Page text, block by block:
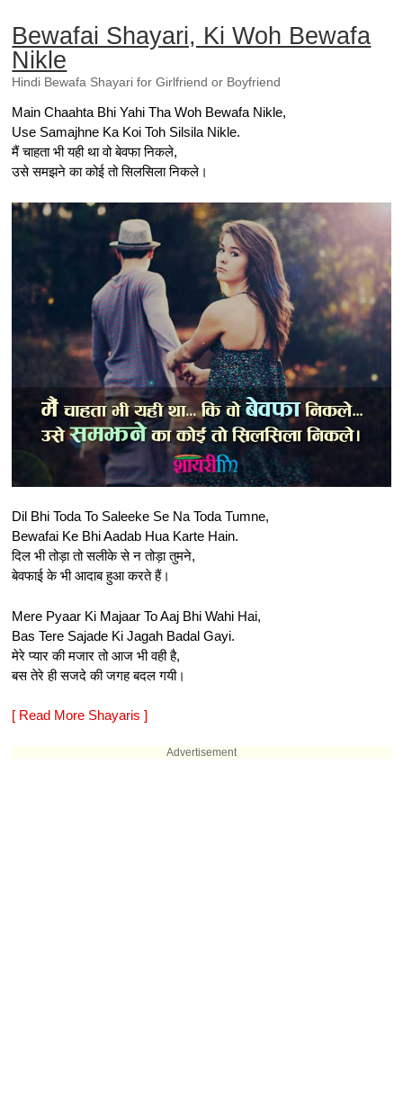
Bewafai Shayari, Ki Woh Bewafa
Nikle
Hindi Bewafa Shayari for Girlfriend or Boyfriend
Main Chaahta Bhi Yahi Tha Woh Bewafa Nikle,
Use Samajhne Ka Koi Toh Silsila Nikle.
मैं चाहता भी यही था वो बेवफा निकले,
उसे समझने का कोई तो सिलसिला निकले।
Dil Bhi Toda To Saleeke Se Na Toda Tumne,
Bewafai Ke Bhi Aadab Hua Karte Hain.
दिल भी तोड़ा तो सलीके से न तोड़ा तुमने,
बेवफाई के भी आदाब हुआ करते हैं।
Mere Pyaar Ki Majaar To Aaj Bhi Wahi Hai,
Bas Tere Sajade Ki Jagah Badal Gayi.
मेरे प्यार की मजार तो आज भी वही है,
बस तेरे ही सजदे की जगह बदल गयी।
[ Read More Shayaris ]
Advertisement